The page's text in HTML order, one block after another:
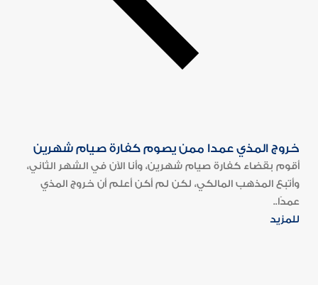
خروج المذي عمدا ممن يصوم كفارة صيام شهرين
أقوم بقضاء كفارة صيام شهرين، وأنا الآن في الشهر الثاني،
وأتبع المذهب المالكي، لكن لم أكن أعلم أن خروج المذي
عمدًا..
للمزيد